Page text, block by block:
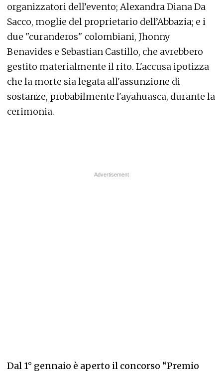
organizzatori dell’evento; Alexandra Diana Da
Sacco, moglie del proprietario dell’Abbazia; e i
due "curanderos" colombiani, Jhonny
Benavides e Sebastian Castillo, che avrebbero
gestito materialmente il rito. L'accusa ipotizza
che la morte sia legata all'assunzione di
sostanze, probabilmente l'ayahuasca, durante la
cerimonia.
Dal 1° gennaio è aperto il concorso “Premio